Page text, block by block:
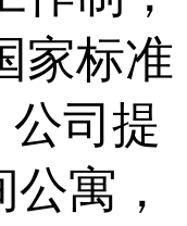
家标准
司提
寓，